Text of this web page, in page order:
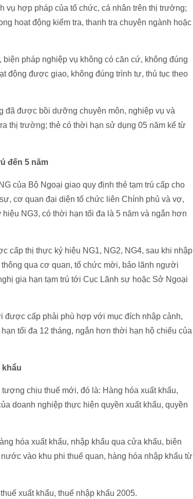
vụ hợp pháp của tổ chức, cá nhân trên thị trường;
hoạt động kiểm tra, thanh tra chuyên ngành hoặc
pháp nghiệp vụ không có căn cứ, không đúng
động được giao, không đúng trình tự, thủ tục theo
đã được bồi dưỡng chuyên môn, nghiệp vụ và
thị trường; thẻ có thời hạn sử dụng 05 năm kể từ
đến 5 năm
của Bộ Ngoại giao quy định thẻ tạm trú cấp cho
cơ quan đại diện tổ chức liên Chính phủ và vợ,
NG3, có thời hạn tối đa là 5 năm và ngắn hơn
cấp thị thực ký hiệu NG1, NG2, NG4, sau khi nhập
qua cơ quan, tổ chức mời, bảo lãnh người
gia hạn tạm trú tới Cục Lãnh sự hoặc Sở Ngoại
cấp phải phù hợp với mục đích nhập cảnh,
tối đa 12 tháng, ngắn hơn thời hạn hộ chiếu của
khẩu
chịu thuế mới, đó là: Hàng hóa xuất khẩu,
doanh nghiệp thực hiện quyền xuất khẩu, quyền
hóa xuất khẩu, nhập khẩu qua cửa khẩu, biên
vào khu phi thuế quan, hàng hóa nhập khẩu từ
xuất khẩu, thuế nhập khẩu 2005.